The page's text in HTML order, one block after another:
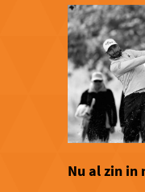
Nu al zin in